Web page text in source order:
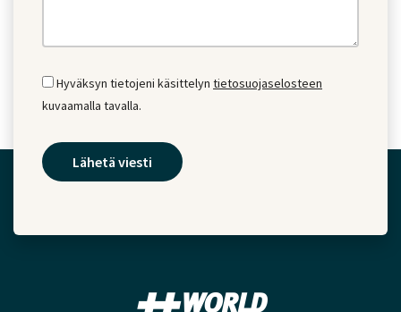
Hyväksyn tietojeni käsittelyn tietosuojaselosteen
kuvaamalla tavalla.